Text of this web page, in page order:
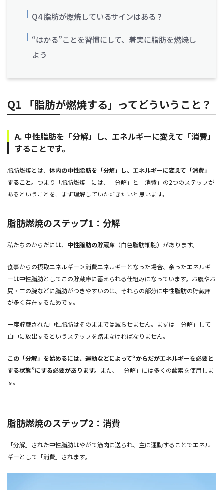
Q4 脂肪が燃焼しているサインはある？
“はかる”ことを習慣にして、着実に脂肪を燃焼し
よう
Q1 「脂肪が燃焼する」ってどういうこと？
A. 中性脂肪を「分解」し、エネルギーに変えて「消費」
することです。
脂肪燃焼とは、 体内の中性脂肪を「分解」し、エネルギーに変えて「消費」
すること。つまり「脂肪燃焼」には、「分解」と「消費」の2つのステップが
あるということを、まず理解していただきたいと思います。
脂肪燃焼のステップ1：分解
私たちのからだには、 中性脂肪の貯蔵庫 （白色脂肪細胞）があります。
食事からの摂取エネルギー＞消費エネルギーとなった場合、余ったエネルギ
ーは中性脂肪としてこの貯蔵庫に蓄えられる仕組みになっています。お腹やお
尻・二の腕などに脂肪がつきやすいのは、それらの部分に中性脂肪の貯蔵庫
が多く存在するためです。
一度貯蔵された中性脂肪はそのままでは減らせません。まずは「分解」して
血中に放出するというステップを踏まなければなりません。
この「分解」を始めるには、運動などによって“からだがエネルギーを必要と
する状態”にする必要があります。 また、「分解」には多くの酸素を使用しま
す。
脂肪燃焼のステップ2：消費
「分解」された中性脂肪はやがて筋肉に送られ、主に運動することでエネル
ギーとして「消費」されます。